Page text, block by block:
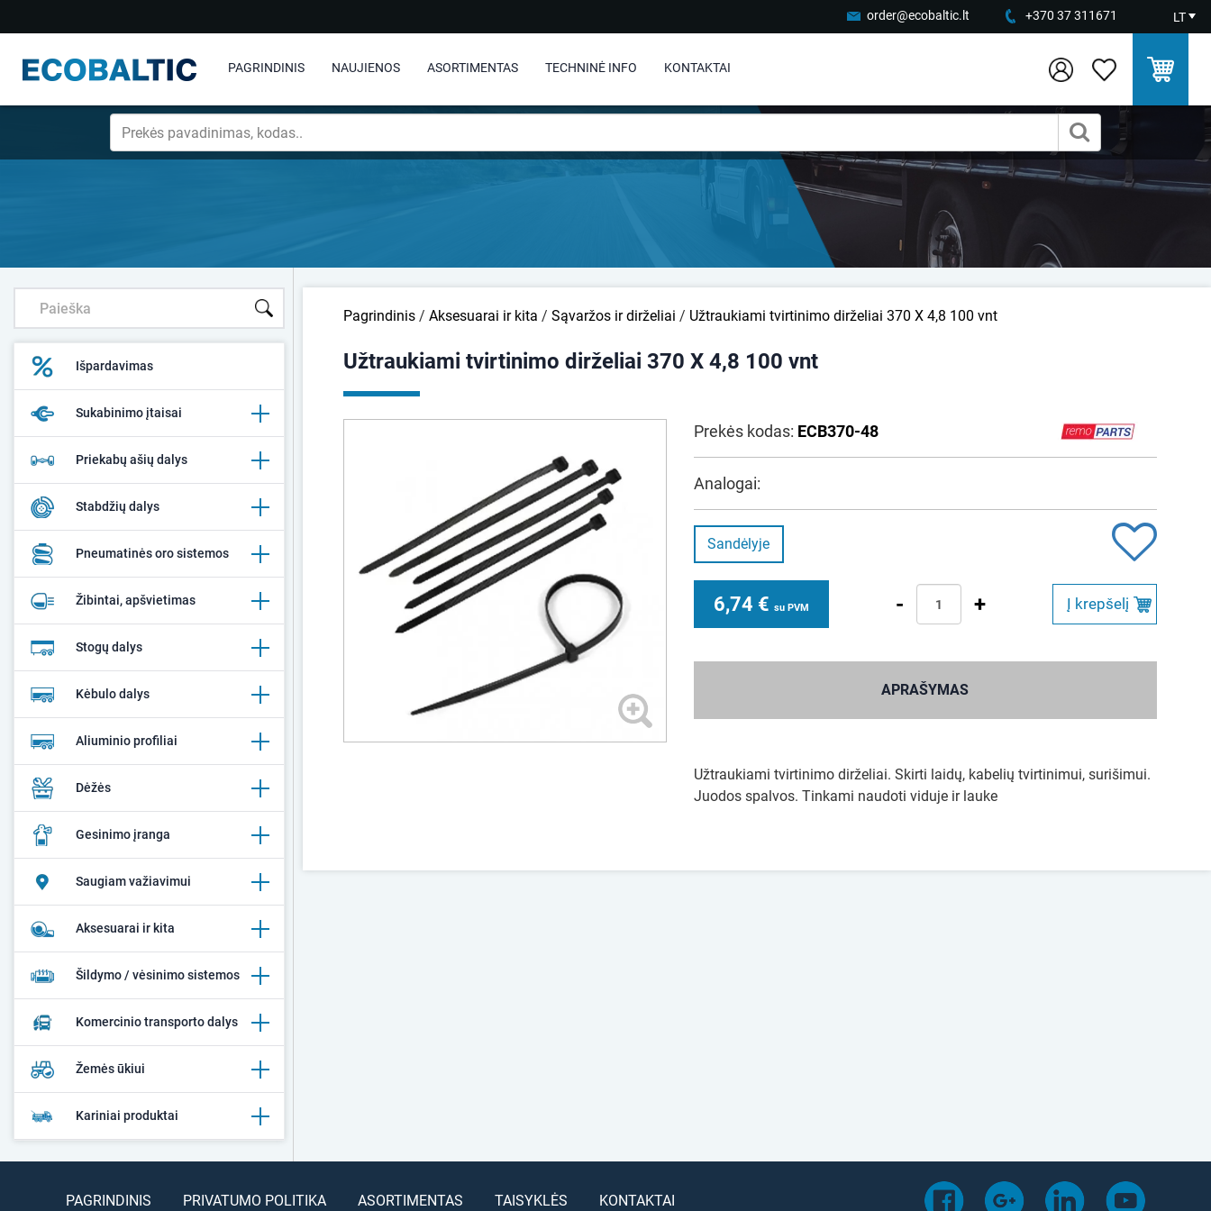
order@ecobaltic.lt +370 37 311671 LT
PAGRINDINIS NAUJIENOS ASORTIMENTAS TECHNINĖ INFO KONTAKTAI
Išpardavimas
Sukabinimo įtaisai
Priekabų ašių dalys
Stabdžių dalys
Pneumatinės oro sistemos
Žibintai, apšvietimas
Stogų dalys
Kėbulo dalys
Aliuminio profiliai
Dėžės
Gesinimo įranga
Saugiam važiavimui
Aksesuarai ir kita
Šildymo / vėsinimo sistemos
Komercinio transporto dalys
Žemės ūkiui
Kariniai produktai
Pagrindinis / Aksesuarai ir kita / Sąvaržos ir dirželiai / Užtraukiami tvirtinimo dirželiai 370 X 4,8 100 vnt
Užtraukiami tvirtinimo dirželiai 370 X 4,8 100 vnt
Prekės kodas: ECB370-48
Analogai:
Sandėlyje
6,74 € su PVM - + Į krepšelį
APRAŠYMAS
Užtraukiami tvirtinimo dirželiai. Skirti laidų, kabelių tvirtinimui, surišimui.
Juodos spalvos. Tinkami naudoti viduje ir lauke
PAGRINDINIS PRIVATUMO POLITIKA ASORTIMENTAS TAISYKLĖS KONTAKTAI